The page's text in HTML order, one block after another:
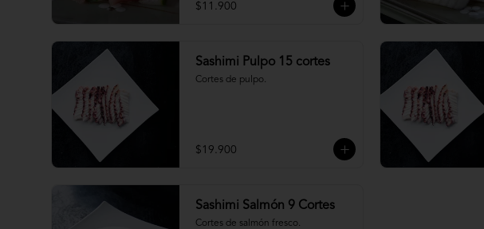
$11.900
Sashimi Pulpo 15 cortes
Cortes de pulpo.
$19.900
Sashimi Salmón 9 Cortes
Cortes de salmón fresco.